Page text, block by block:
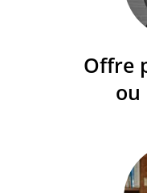
Offre
ou